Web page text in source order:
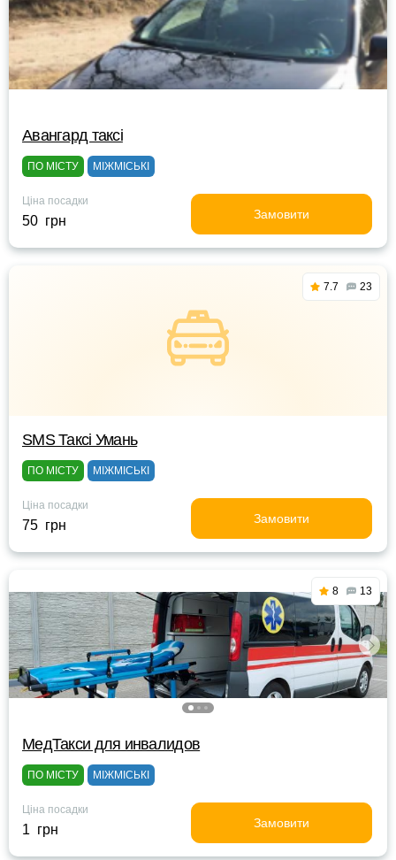
Авангард таксі
ПО МІСТУ МІЖМІСЬКІ
Ціна посадки
50 грн Замовити
7.7 23
SMS Таксі Умань
ПО МІСТУ МІЖМІСЬКІ
Ціна посадки
75 грн Замовити
8 13
МедТакси для инвалидов
ПО МІСТУ МІЖМІСЬКІ
Ціна посадки
1 грн Замовити